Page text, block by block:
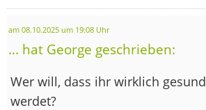
am 08.10.2025 um 19:08 Uhr
... hat George geschrieben:
Wer will, dass ihr wirklich gesund
werdet?